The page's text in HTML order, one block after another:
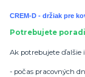
CREM-D - držiak pre
Potrebujete
Ak potrebujete ďalšie
- počas pracovných